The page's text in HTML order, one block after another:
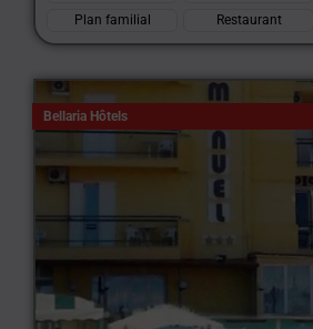
Plan familial Restaurant
Bellaria Hôtels